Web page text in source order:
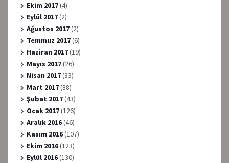
Ekim 2017(4)
Eylül 2017(2)
Ağustos 2017(2)
Temmuz 2017(6)
Haziran 2017(19)
Mayıs 2017(26)
Nisan 2017(33)
Mart 2017(88)
Şubat 2017(43)
Ocak 2017(126)
Aralık 2016(46)
Kasım 2016(107)
Ekim 2016(123)
Eylül 2016(130)